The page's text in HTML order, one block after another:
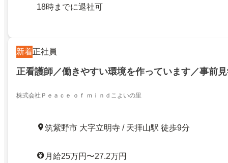
18時までに退社可
新着正社員
正看護師／働きやすい環境を作っています／事前
株式会社Ｐｅａｃｅ ｏｆ ｍｉｎｄこよいの里
筑紫野市 大字立明寺 / 天拝山駅 徒歩9分
月給25万円〜27.2万円